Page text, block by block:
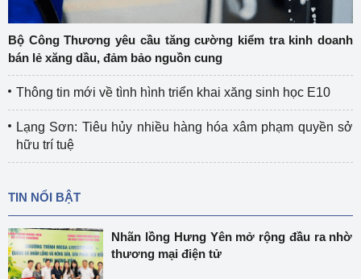
Bộ Công Thương yêu cầu tăng cường kiểm tra kinh doanh
bán lẻ xăng dầu, đảm bảo nguồn cung
Thông tin mới về tình hình triển khai xăng sinh học E10
Lạng Sơn: Tiêu hủy nhiều hàng hóa xâm phạm quyền sở
hữu trí tuệ
TIN NỔI BẬT
Nhãn lồng Hưng Yên mở rộng đầu ra nhờ
thương mại điện tử